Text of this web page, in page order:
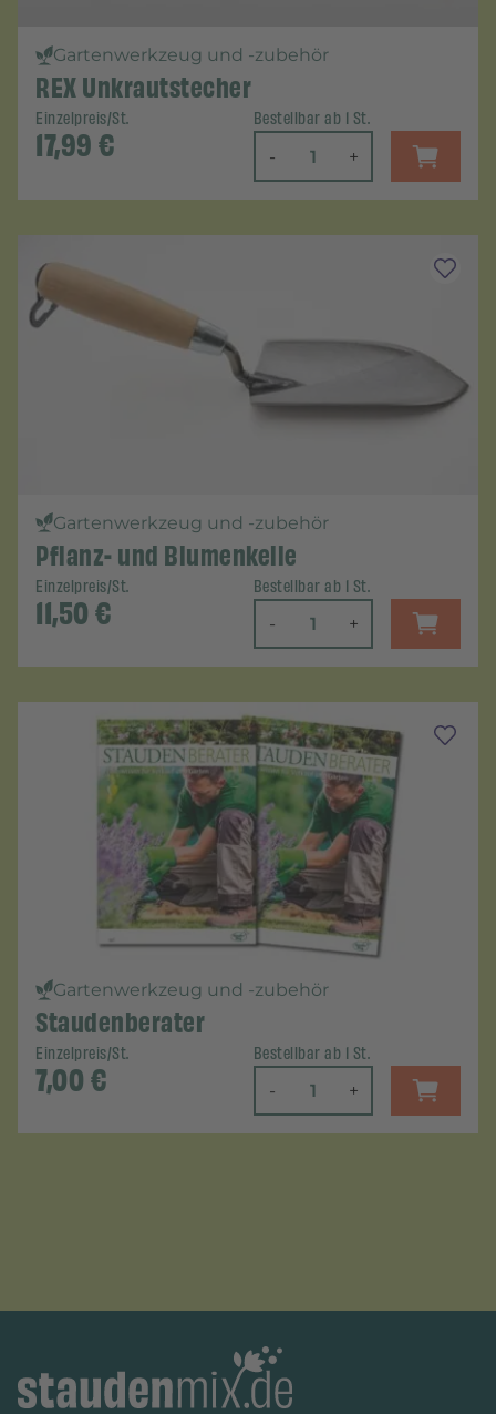
Gartenwerkzeug und -zubehör
REX Unkrautstecher
Einzelpreis/St.
17,99€
Bestellbar ab 1 St.
- +
Gartenwerkzeug und -zubehör
Pflanz- und Blumenkelle
Einzelpreis/St.
11,50€
Bestellbar ab 1 St.
- +
Gartenwerkzeug und -zubehör
Staudenberater
Einzelpreis/St.
7,00€
Bestellbar ab 1 St.
- +